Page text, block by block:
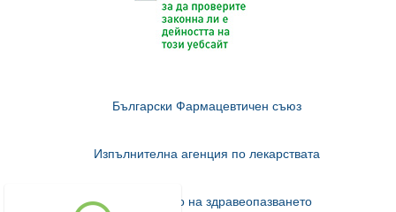
Български Фармацевтичен съюз
Изпълнителна агенция по лекарствата
Министерство на здравеопазването